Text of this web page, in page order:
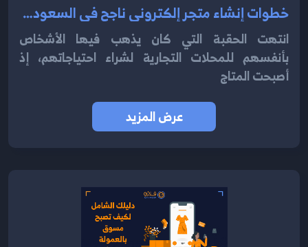
خطوات إنشاء متجر إلكتروني ناجح في السعودية 2024
انتهت الحقبة التي كان يذهب فيها الأشخاص
بأنفسهم للمحلات التجارية لشراء احتياجاتهم، إذ
أصبحت المتاج
عرض المزيد